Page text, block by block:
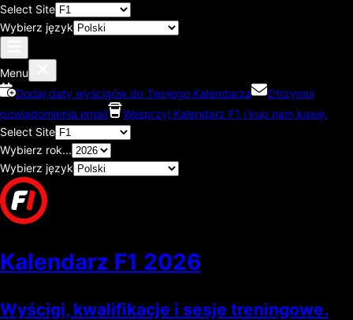
Select Site
Wybierz język
Menu
Dodaj daty wyścigów do Twojego Kalendarza
Otrzymuj
powiadomienia email
Wesprzyj Kalendarz F1 i kup nam kawę.
Select Site
Wybierz rok...
Wybierz język
Kalendarz F1 2026
Wyścigi, kwalifikacje i sesje treningowe.